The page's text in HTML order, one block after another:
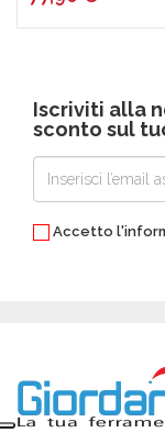
Iscriviti alla
sconto sul
Accetto